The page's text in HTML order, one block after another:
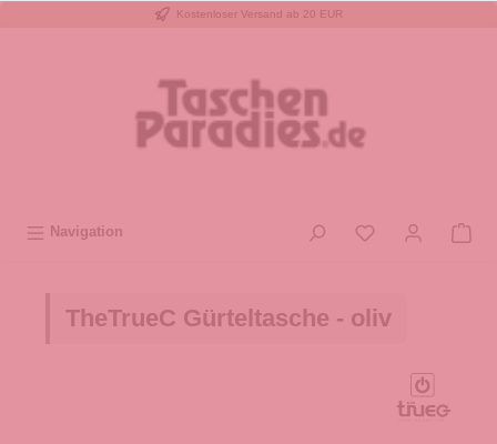
Kostenloser Versand ab 20 EUR
Navigation
TheTrueC Gürteltasche - oliv